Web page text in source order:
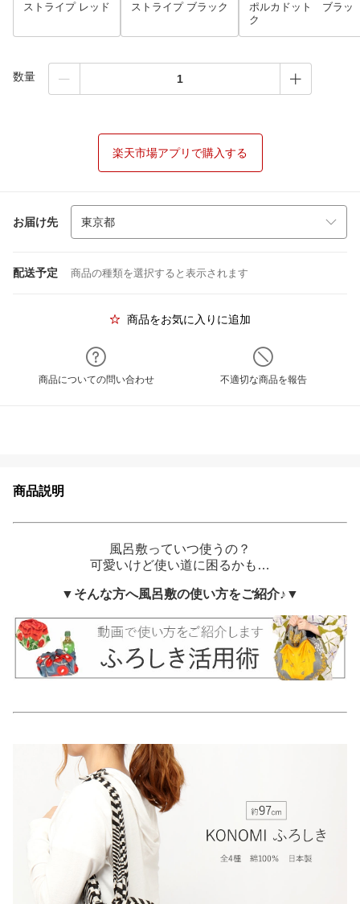
ストライプ レッド ストライプ ブラック
ポルカドット ブラッ
ク
数量
楽天市場アプリで購入する
お届け先
配送予定 商品の種類を選択すると表示されます
商品をお気に入りに追加
商品についての問い合わせ 不適切な商品を報告
商品説明
風呂敷っていつ使うの？
可愛いけど使い道に困るかも…
▼そんな方へ風呂敷の使い方をご紹介♪▼